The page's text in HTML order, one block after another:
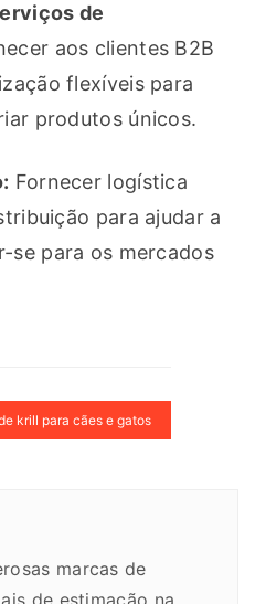
de
aos clientes B2B
flexíveis para
produtos únicos.
Fornecer logística
para ajudar a
se para os mercados
krill para cães e gatos
marcas de